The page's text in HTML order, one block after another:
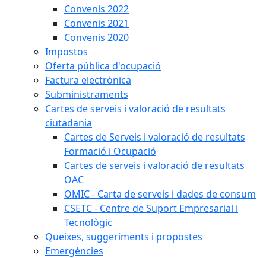
Convenis 2022
Convenis 2021
Convenis 2020
Impostos
Oferta pública d'ocupació
Factura electrònica
Subministraments
Cartes de serveis i valoració de resultats
ciutadania
Cartes de Serveis i valoració de resultats
Formació i Ocupació
Cartes de serveis i valoració de resultats
OAC
OMIC - Carta de serveis i dades de consum
CSETC - Centre de Suport Empresarial i
Tecnològic
Queixes, suggeriments i propostes
Emergències